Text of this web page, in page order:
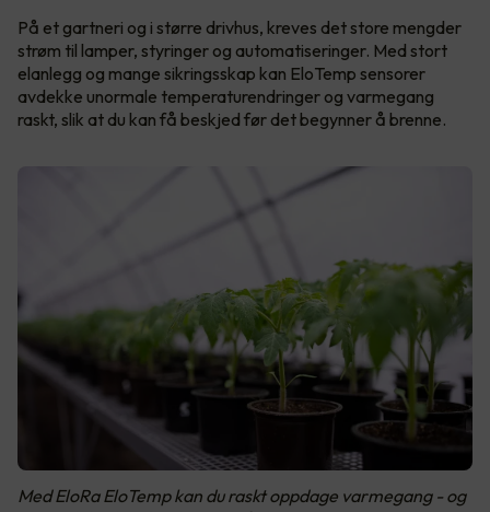
På et gartneri og i større drivhus, kreves det store mengder
strøm til lamper, styringer og automatiseringer. Med stort
elanlegg og mange sikringsskap kan EloTemp sensorer
avdekke unormale temperaturendringer og varmegang
raskt, slik at du kan få beskjed før det begynner å brenne.
Med EloRa EloTemp kan du raskt oppdage varmegang - og